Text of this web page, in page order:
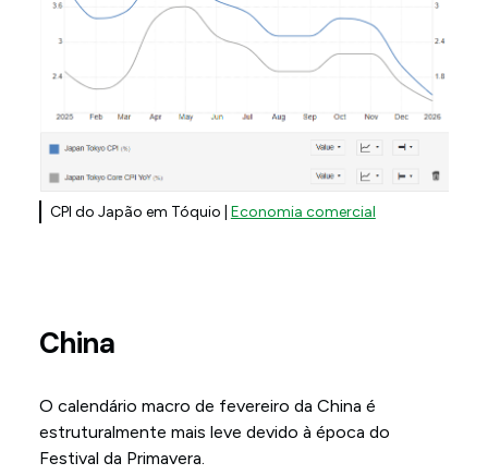
CPI do Japão em Tóquio | Economia comercial
China
O calendário macro de fevereiro da China é
estruturalmente mais leve devido à época do
Festival da Primavera.